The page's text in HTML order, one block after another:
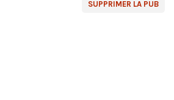
SUPPRIMER LA PUB